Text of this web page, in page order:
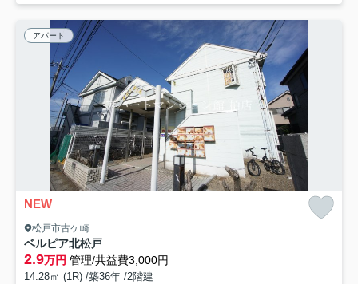
アパート
NEW
松戸市古ケ崎
ベルピア北松戸
2.9万円 管理/共益費3,000円
14.28㎡ (1R) /築36年 /2階建